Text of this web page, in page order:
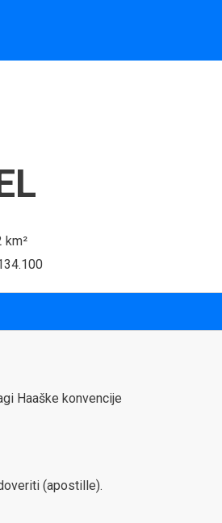
km²
Haaške konvencije
(apostille).